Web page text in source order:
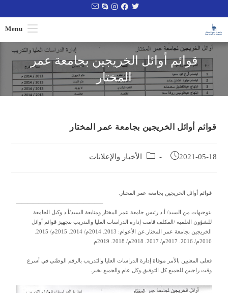
Menu
قوائم أوائل الخريجين بجامعة عمر
المختار
قوائم أوائل الخريجين بجامعة عمر المختار
2021-05-18 الأخبار والإعلانات
قوائم أوائل الخريجين بجامعة عمر المختار.
———————————————–
بتوجيهات من السيد/ أ.د رئيس جامعة عمر المختار ومتابعة السيد/أ.د وكيل الجامعة
للشؤون العلمية /المكلف قامت إدارة الدراسات العليا والتدريب بتجهيز قوائم أوائل
2016م/ 2016. 2017م/ 2017. 2018م/ 2018. 2019م
فعلى المعنيين بالأمر موفاة إدارة الدراسات العليا والتدريب بالرقم الوطني في أسرع
وقت راجيين للجميع كل التوفيق.وكل عام والجميع بخير.